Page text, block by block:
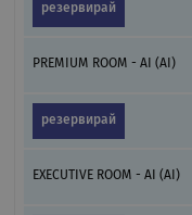
резервирай
PREMIUM ROOM - AI (AI)
резервирай
EXECUTIVE ROOM - AI (AI)